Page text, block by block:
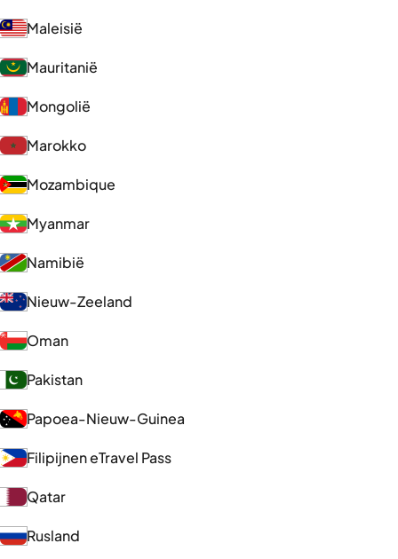
Maleisië
Mauritanië
Mongolië
Marokko
Mozambique
Myanmar
Namibië
Nieuw-Zeeland
Oman
Pakistan
Papoea-Nieuw-Guinea
Filipijnen eTravel Pass
Qatar
Rusland